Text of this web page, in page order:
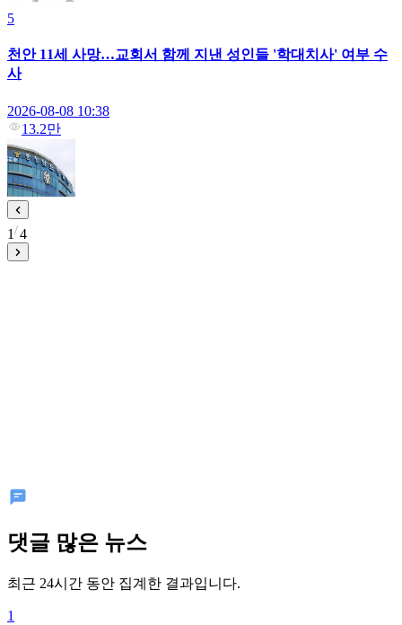
5
천안 11세 사망…교회서 함께 지낸 성인들 '학대치사' 여부 수
사
2026-08-08 10:38
13.2만
1 4
댓글 많은 뉴스
최근 24시간 동안 집계한 결과입니다.
1